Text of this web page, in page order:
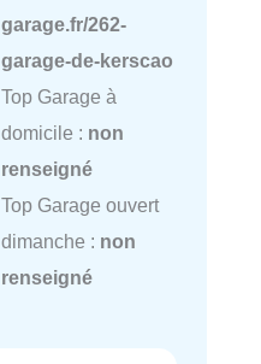
garage.fr/262-
garage-de-kerscao
Top Garage à
domicile : non
renseigné
Top Garage ouvert
dimanche : non
renseigné